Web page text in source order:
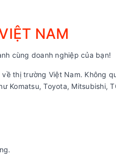
NAM
cùng doanh nghiệp của bạn!
về thị trường Việt Nam. Không
Komatsu, Toyota, Mitsubishi,